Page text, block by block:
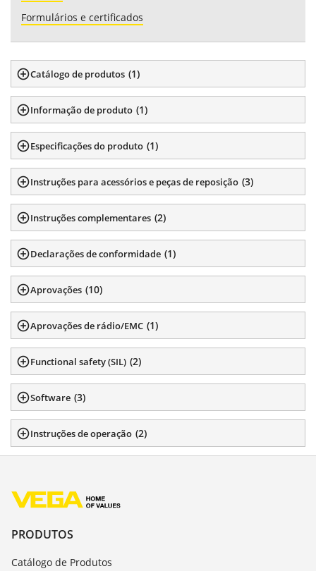
Formulários e certificados
Catálogo de produtos (1)
Informação de produto (1)
Especificações do produto (1)
Instruções para acessórios e peças de reposição (3)
Instruções complementares (2)
Declarações de conformidade (1)
Aprovações (10)
Aprovações de rádio/EMC (1)
Functional safety (SIL) (2)
Software (3)
Instruções de operação (2)
PRODUTOS
Catálogo de Produtos